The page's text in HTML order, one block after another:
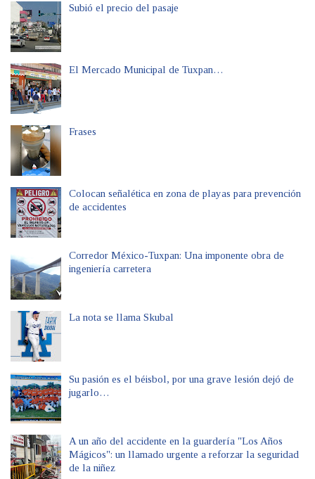
Subió el precio del pasaje
El Mercado Municipal de Tuxpan…
Frases
Colocan señalética en zona de playas para prevención
de accidentes
Corredor México-Tuxpan: Una imponente obra de
ingeniería carretera
La nota se llama Skubal
Su pasión es el béisbol, por una grave lesión dejó de
jugarlo…
A un año del accidente en la guardería "Los Años
Mágicos": un llamado urgente a reforzar la seguridad
de la niñez